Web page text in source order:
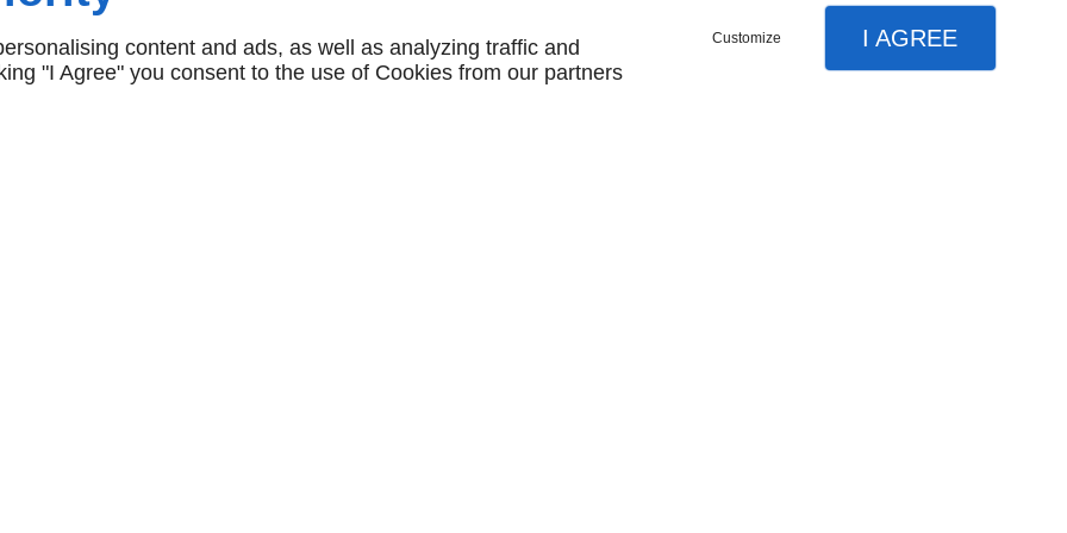
de
de
tirer parti
content and ads, as well as analyzing traffic and
"I Agree" you consent to the use of Cookies from our partners
Customize I AGREE